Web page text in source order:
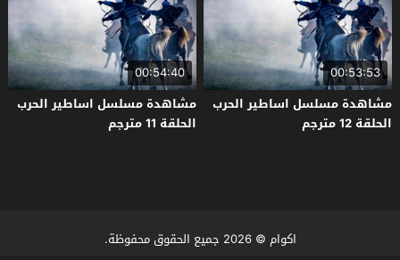
00:53:53
مشاهدة مسلسل اساطير الحرب
الحلقة 12 مترجم
00:54:40
مشاهدة مسلسل اساطير الحرب
الحلقة 11 مترجم
اكوام © 2026 جميع الحقوق محفوظة.